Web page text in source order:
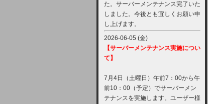
た。サーバーメンテナンス完了いた
しました。今後とも宜しくお願い申
し上げます。
2026-06-05 (金)
【サーバーメンテナンス実施につい
て】
7月4日（土曜日）午前7：00から午
前10：00（予定）でサーバーメン
テナンスを実施します。ユーザー様